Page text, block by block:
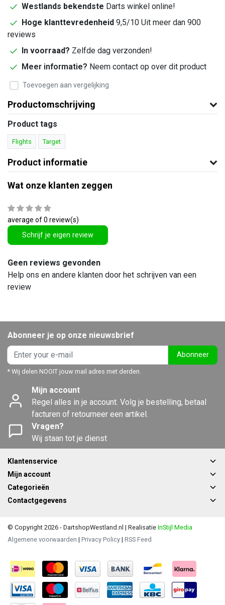
Westlands bekendste Darts winkel online!
Hoge klanttevredenheid 9,5/10 Uit meer dan 900
reviews
In voorraad? Zelfde dag verzonden!
Meer informatie? Neem contact op over dit product
Toevoegen aan vergelijking
Productomschrijving
Product tags
Flights Target
Product informatie
Wat onze klanten zeggen
average of 0 review(s)
Schrijf je eigen review
Geen reviews gevonden
Help ons en andere klanten door het schrijven van een
review
Abonneer je op onze nieuwsbrief
Abonneer
* Wij delen NOOIT jouw mail adres met derden.
Mijn account
Regel alles in je account. Volg je bestelling, betaal
facturen of retourneer een artikel.
Vragen?
Wij staan tot je dienst
Klantenservice
Mijn account
Categorieën
Contactgegevens
© Copyright 2026 - DartshopWestland.nl | Realisatie InStijl Media
Algemene voorwaarden | Privacy Policy | RSS Feed